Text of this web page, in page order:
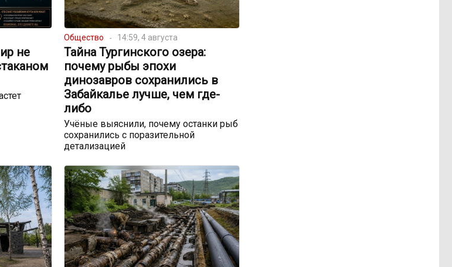
не
Общество 14:59, 4 августа
Тайна Тургинского озера:
почему рыбы эпохи
динозавров сохранились в
Забайкалье лучше, чем где-
либо
Учёные выяснили, почему останки рыб
сохранились с поразительной
детализацией